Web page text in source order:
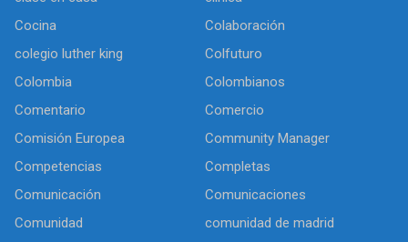
Cocina
Colaboración
colegio luther king
Colfuturo
Colombia
Colombianos
Comentario
Comercio
Comisión Europea
Community Manager
Competencias
Completas
Comunicación
Comunicaciones
Comunidad
comunidad de madrid